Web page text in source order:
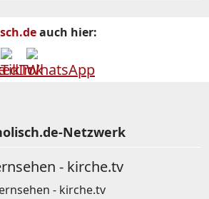
auch hier:
Netzwerk
- kirche.tv